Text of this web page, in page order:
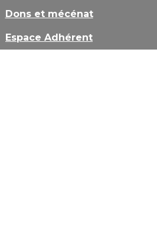
Dons et mécénat
Espace Adhérent